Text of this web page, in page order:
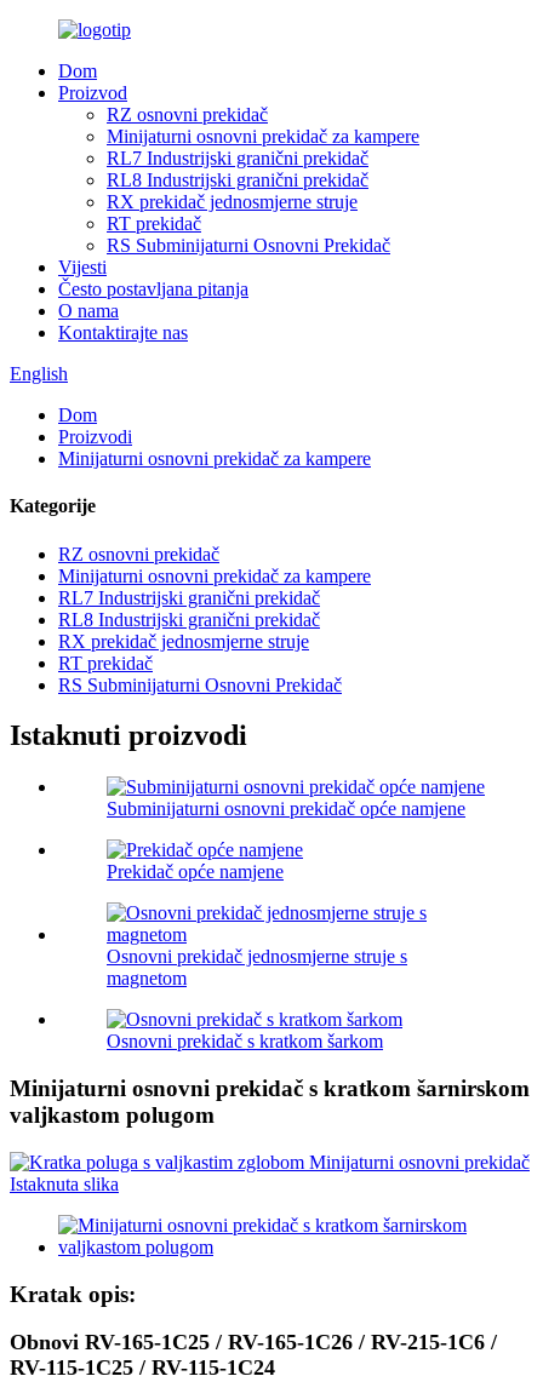
Dom
Proizvod
RZ osnovni prekidač
Minijaturni osnovni prekidač za kampere
RL7 Industrijski granični prekidač
RL8 Industrijski granični prekidač
RX prekidač jednosmjerne struje
RT prekidač
RS Subminijaturni Osnovni Prekidač
Vijesti
Često postavljana pitanja
O nama
Kontaktirajte nas
English
Dom
Proizvodi
Minijaturni osnovni prekidač za kampere
Kategorije
RZ osnovni prekidač
Minijaturni osnovni prekidač za kampere
RL7 Industrijski granični prekidač
RL8 Industrijski granični prekidač
RX prekidač jednosmjerne struje
RT prekidač
RS Subminijaturni Osnovni Prekidač
Istaknuti proizvodi
Subminijaturni osnovni prekidač opće namjene
Prekidač opće namjene
Osnovni prekidač jednosmjerne struje s
magnetom
Osnovni prekidač s kratkom šarkom
Minijaturni osnovni prekidač s kratkom šarnirskom
valjkastom polugom
Kratak opis:
Obnovi RV-165-1C25 / RV-165-1C26 / RV-215-1C6 /
RV-115-1C25 / RV-115-1C24